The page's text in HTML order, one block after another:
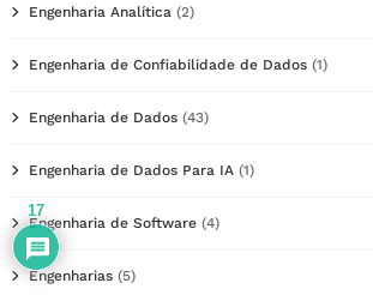
Engenharia Analítica (2)
Engenharia de Confiabilidade de Dados (1)
Engenharia de Dados (43)
Engenharia de Dados Para IA (1)
Engenharia de Software (4)
Engenharias (5)
17